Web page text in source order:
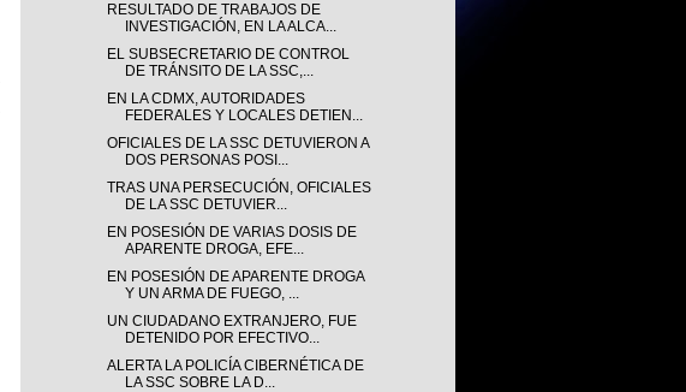
RESULTADO DE TRABAJOS DE
INVESTIGACIÓN, EN LA ALCA...
EL SUBSECRETARIO DE CONTROL
DE TRÁNSITO DE LA SSC,...
EN LA CDMX, AUTORIDADES
FEDERALES Y LOCALES DETIEN...
OFICIALES DE LA SSC DETUVIERON A
DOS PERSONAS POSI...
TRAS UNA PERSECUCIÓN, OFICIALES
DE LA SSC DETUVIER...
EN POSESIÓN DE VARIAS DOSIS DE
APARENTE DROGA, EFE...
EN POSESIÓN DE APARENTE DROGA
Y UN ARMA DE FUEGO, ...
UN CIUDADANO EXTRANJERO, FUE
DETENIDO POR EFECTIVO...
ALERTA LA POLICÍA CIBERNÉTICA DE
LA SSC SOBRE LA D...